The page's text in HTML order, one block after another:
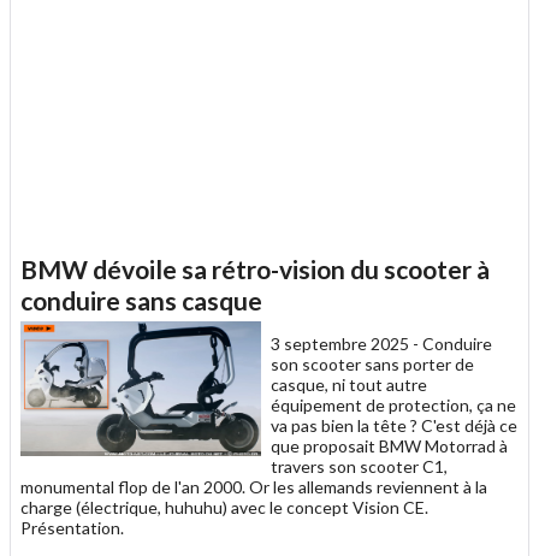
BMW dévoile sa rétro-vision du scooter à
conduire sans casque
3 septembre 2025 - Conduire
son scooter sans porter de
casque, ni tout autre
équipement de protection, ça ne
va pas bien la tête ? C'est déjà ce
que proposait BMW Motorrad à
travers son scooter C1,
monumental flop de l'an 2000. Or les allemands reviennent à la
charge (électrique, huhuhu) avec le concept Vision CE.
Présentation.